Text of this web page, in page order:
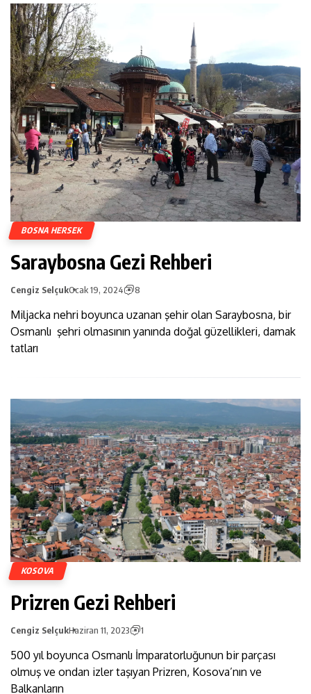
BOSNA HERSEK
Saraybosna Gezi Rehberi
Cengiz SelçukOcak 19, 2024 8
Miljacka nehri boyunca uzanan şehir olan Saraybosna, bir
Osmanlı şehri olmasının yanında doğal güzellikleri, damak
tatları
KOSOVA
Prizren Gezi Rehberi
Cengiz SelçukHaziran 11, 2023 1
500 yıl boyunca Osmanlı İmparatorluğunun bir parçası
olmuş ve ondan izler taşıyan Prizren, Kosova’nın ve
Balkanların